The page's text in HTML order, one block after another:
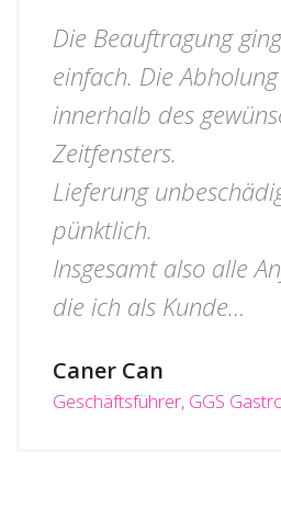
Die Beauftragung
einfach. Die
innerhalb des
Zeitfensters.
Lieferung
pünktlich.
Insgesamt also alle
die ich als Kunde…
Caner Can
Geschäftsführer, GGS